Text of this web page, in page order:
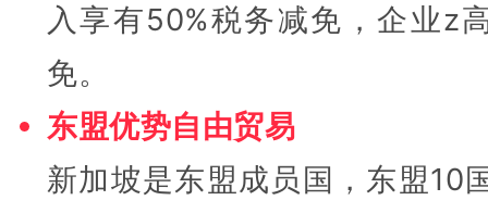
入享有50%税务减免，企业z
免。
东盟优势自由贸易
新加坡是东盟成员国，东盟10